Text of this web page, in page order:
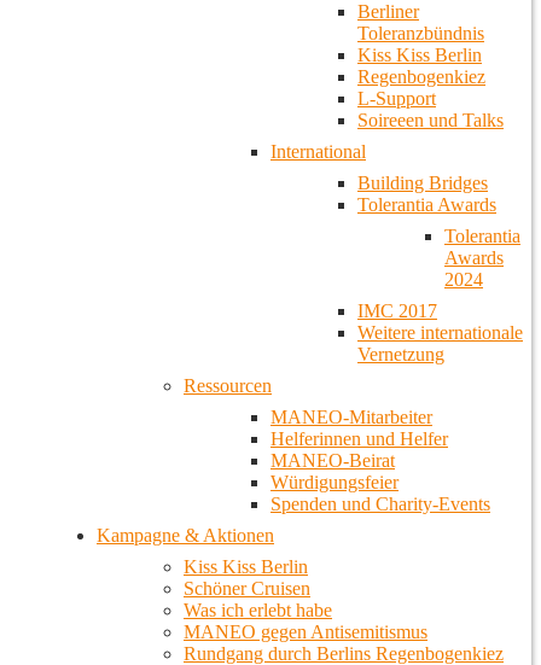
Berliner
Toleranzbündnis
Kiss Kiss Berlin
Regenbogenkiez
L-Support
Soireeen und Talks
International
Building Bridges
Tolerantia Awards
Tolerantia
Awards
2024
IMC 2017
Weitere internationale
Vernetzung
Ressourcen
MANEO-Mitarbeiter
Helferinnen und Helfer
MANEO-Beirat
Würdigungsfeier
Spenden und Charity-Events
Kampagne & Aktionen
Kiss Kiss Berlin
Schöner Cruisen
Was ich erlebt habe
MANEO gegen Antisemitismus
Rundgang durch Berlins Regenbogenkiez